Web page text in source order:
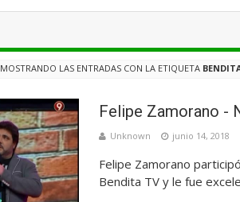
MOSTRANDO LAS ENTRADAS CON LA ETIQUETA
Felipe Zamorano -
Unknown junio 14, 2018
Felipe Zamorano
Bendita TV y le fue